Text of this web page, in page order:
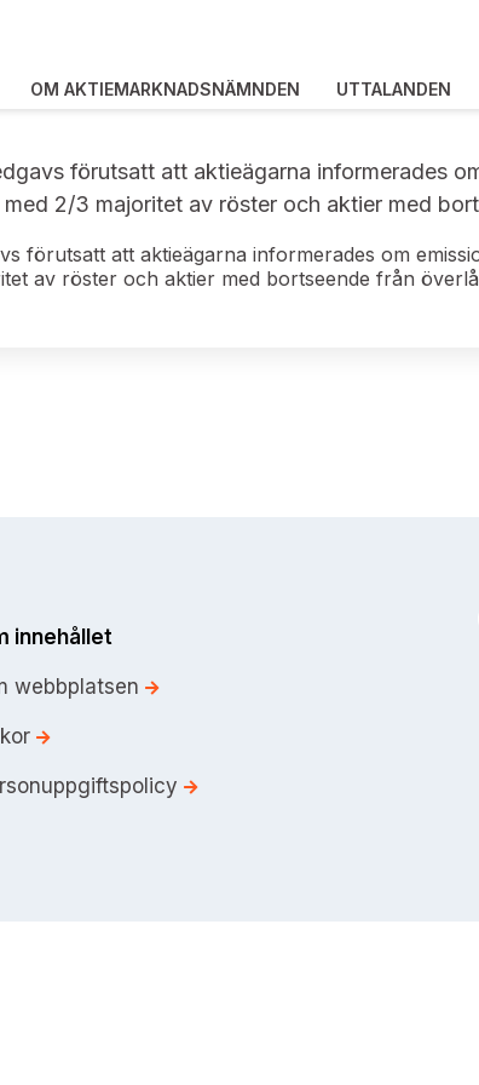
OM AKTIEMARKNADSNÄMNDEN UTTALANDEN
förutsatt att aktieägarna informerades
2/3 majoritet av röster och aktier med
förutsatt att aktieägarna informerades om
av röster och aktier med bortseende från
innehållet
webbplatsen